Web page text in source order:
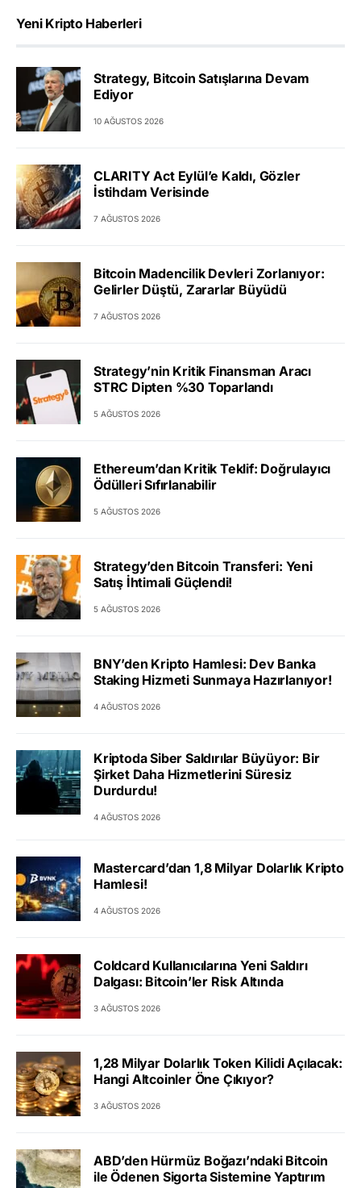
Yeni Kripto Haberleri
Strategy, Bitcoin Satışlarına Devam
Ediyor
10 AĞUSTOS 2026
CLARITY Act Eylül’e Kaldı, Gözler
İstihdam Verisinde
7 AĞUSTOS 2026
Bitcoin Madencilik Devleri Zorlanıyor:
Gelirler Düştü, Zararlar Büyüdü
7 AĞUSTOS 2026
Strategy’nin Kritik Finansman Aracı
STRC Dipten %30 Toparlandı
5 AĞUSTOS 2026
Ethereum’dan Kritik Teklif: Doğrulayıcı
Ödülleri Sıfırlanabilir
5 AĞUSTOS 2026
Strategy’den Bitcoin Transferi: Yeni
Satış İhtimali Güçlendi!
5 AĞUSTOS 2026
BNY’den Kripto Hamlesi: Dev Banka
Staking Hizmeti Sunmaya Hazırlanıyor!
4 AĞUSTOS 2026
Kriptoda Siber Saldırılar Büyüyor: Bir
Şirket Daha Hizmetlerini Süresiz
Durdurdu!
4 AĞUSTOS 2026
Mastercard’dan 1,8 Milyar Dolarlık Kripto
Hamlesi!
4 AĞUSTOS 2026
Coldcard Kullanıcılarına Yeni Saldırı
Dalgası: Bitcoin’ler Risk Altında
3 AĞUSTOS 2026
1,28 Milyar Dolarlık Token Kilidi Açılacak:
Hangi Altcoinler Öne Çıkıyor?
3 AĞUSTOS 2026
ABD’den Hürmüz Boğazı’ndaki Bitcoin
ile Ödenen Sigorta Sistemine Yaptırım